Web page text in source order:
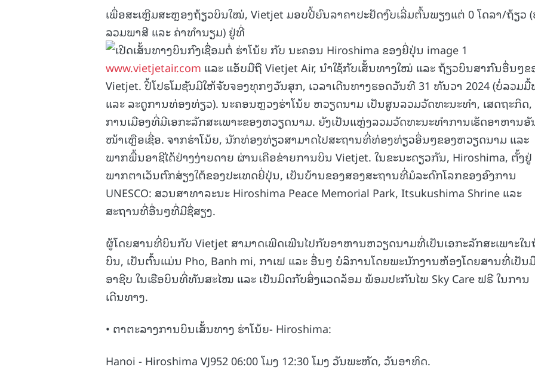
ເພື່ອສະເຫຼີມສະຫຼອງຖ້ຽວບິນໃໝ່, Vietjet ມອບປີ້ຍົນລາຄາປະຢັດງົບເລີ່ມຕົ້ນພຽງແຕ່ 0 ໂດລາ/ຖ້ຽວ
ລວມພາສີ ແລະ ຄ່າທຳນຽມ) ຢູ່ທີ່
www.vietjetair.com ແລະ ແອັບມືຖື Vietjet Air, ນຳໃຊ້ກັບເສັ້ນທາງໃໝ່ ແລະ ຖ້ຽວບິນສາກົນອື່ນໆຂ
Vietjet. ປີ້ໂປຣໂມຊັນມີໃຫ້ຈັບຈອງທຸກໆວັນສຸກ, ເວລາເດີນທາງຮອດວັນທີ 31 ທັນວາ 2024 (ບໍ່ລວມ
ແລະ ລະດູການທ່ອງທ່ຽວ). ນະຄອນຫຼວງຮ່າໂນ້ຍ ຫວຽດນາມ ເປັນສູນລວມວັດທະນະທຳ, ເສດຖະກິດ,
ການເມືອງທີ່ມີເອກະລັກສະເພາະຂອງຫວຽດນາມ. ຍັງເປັນແຫຼ່ງລວມວັດທະນະທຳການເຮັດອາຫານອັ
ໜ້າເຫຼືອເຊື່ອ. ຈາກຮ່າໂນ້ຍ, ນັກທ່ອງທ່ຽວສາມາດໄປສະຖານທີ່ທ່ອງທ່ຽວອື່ນໆຂອງຫວຽດນາມ ແລະ
ພາກພື້ນອາຊີໄດ້ຢ່າງງ່າຍດາຍ ຜ່ານເຄືອຂ່າຍການບິນ Vietjet. ໃນຂະນະດຽວກັນ, Hiroshima, ຕັ້ງຢູ່
ພາກຕາເວັນຕົກສ່ຽງໃຕ້ຂອງປະເທດຍີ່ປຸ່ນ, ເປັນບ້ານຂອງສອງສະຖານທີ່ມໍລະດົກໂລກຂອງອົງການ
UNESCO: ສວນສາທາລະນະ Hiroshima Peace Memorial Park, Itsukushima Shrine ແລະ
ສະຖານທີ່ອື່ນໆທີ່ມີຊື່ສຽງ.
ຜູ້ໂດຍສານທີ່ບິນກັບ Vietjet ສາມາດເພີດເພີນໄປກັບອາຫານຫວຽດນາມທີ່ເປັນເອກະລັກສະເພາະໃນ
ບິນ, ເປັນຕົ້ນແມ່ນ Pho, Banh mi, ກາເຟ ແລະ ອື່ນໆ ບໍລິການໂດຍພະນັກງານຫ້ອງໂດຍສານທີ່ເປັນ
ອາຊີບ ໃນເຮືອບິນທີ່ທັນສະໄໝ ແລະ ເປັນມິດກັບສິ່ງແວດລ້ອມ ພ້ອມປະກັນໄພ Sky Care ຟຣີ ໃນການ
ເດີນທາງ.
• ຕາຕະລາງການບິນເສັ້ນທາງ ຮ່າໂນ້ຍ- Hiroshima:
Hanoi - Hiroshima VJ952 06:00 ໂມງ 12:30 ໂມງ ວັນພະຫັດ, ວັນອາທິດ.